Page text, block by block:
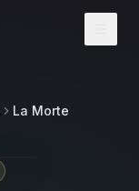
La Morte